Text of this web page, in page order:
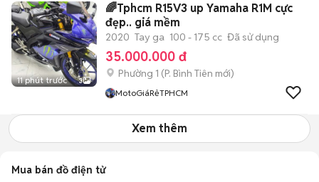
11 phút trước 3
🌈Tphcm R15V3 up Yamaha R1M cực
đẹp.. giá mềm
2020 Tay ga 100 - 175 cc Đã sử dụng
35.000.000 đ
Phường 1 (P. Bình Tiên mới)
MotoGiáRẻTPHCM
Xem thêm
Mua bán đồ điện tử